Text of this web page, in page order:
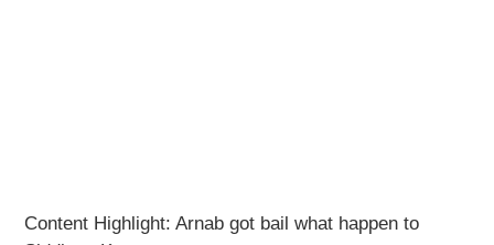
Content Highlight: Arnab got bail what happen to